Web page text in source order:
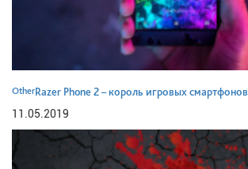
OtherRazer Phone 2 – король игровых смартфонов
11.05.2019